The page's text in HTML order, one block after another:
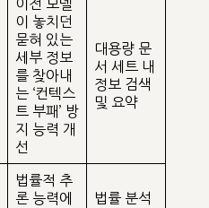
이전 모델
이 놓치던
묻혀 있는
세부 정보
를 찾아내
는 ‘컨텍스
트 부패’ 방
지 능력 개
선
대용량 문
서 세트 내
정보 검색
및 요약
법률적 추
론 능력에
법률 분석